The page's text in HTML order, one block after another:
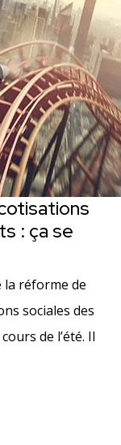
: ça se
la réforme de
sociales des
de l’été. Il